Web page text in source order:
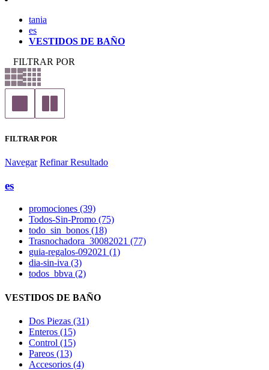
tania
es
VESTIDOS DE BAÑO
FILTRAR POR
FILTRAR POR
Navegar Refinar Resultado
es
promociones (39)
Todos-Sin-Promo (75)
todo_sin_bonos (18)
Trasnochadora_30082021 (77)
guia-regalos-092021 (1)
dia-sin-iva (3)
todos_bbva (2)
VESTIDOS DE BAÑO
Dos Piezas (31)
Enteros (15)
Control (15)
Pareos (13)
Accesorios (4)